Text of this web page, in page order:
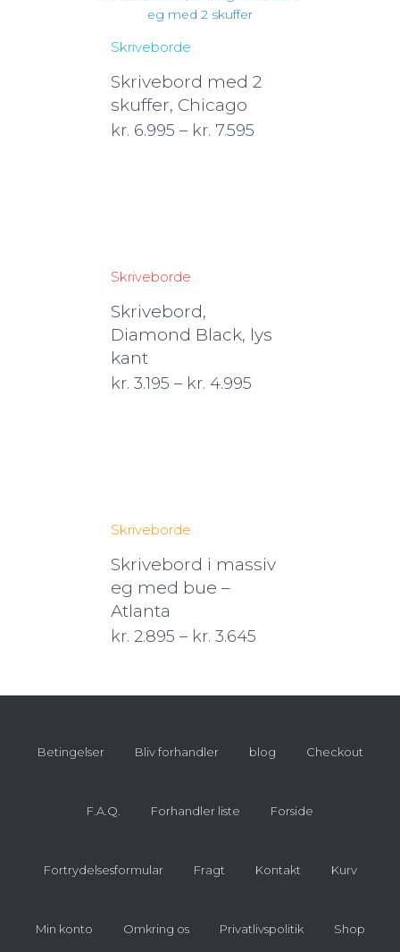
Skriveborde
Skrivebord med 2
skuffer, Chicago
kr. 6.995 – kr. 7.595
Skriveborde
Skrivebord,
Diamond Black, lys
kant
kr. 3.195 – kr. 4.995
Skriveborde
Skrivebord i massiv
eg med bue –
Atlanta
kr. 2.895 – kr. 3.645
Betingelser Bliv forhandler blog Checkout
F.A.Q. Forhandler liste Forside
Fortrydelsesformular Fragt Kontakt Kurv
Min konto Omkring os Privatlivspolitik Shop